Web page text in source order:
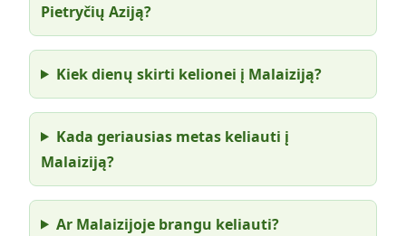
Pietryčių Aziją?
Kiek dienų skirti kelionei į Malaiziją?
Kada geriausias metas keliauti į
Malaiziją?
Ar Malaizijoje brangu keliauti?